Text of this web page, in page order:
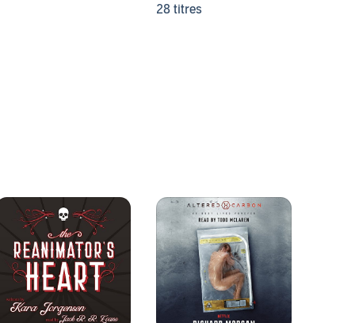
28 titres